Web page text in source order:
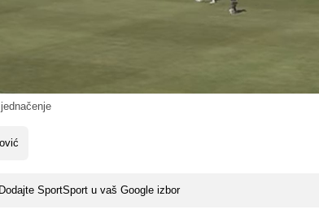
Dodajte SportSport u vaš Google izbor